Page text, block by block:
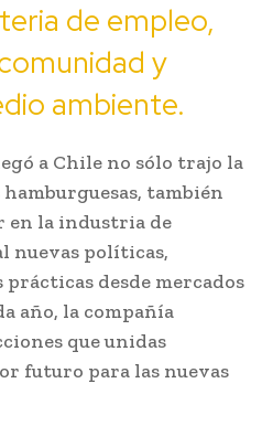
de empleo,
y
ambiente.
a Chile no sólo trajo la
también
en la industria de
nuevas políticas,
prácticas desde mercados
año, la compañía
que unidas
futuro para las nuevas